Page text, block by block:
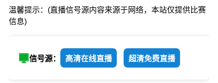
0:0
温馨提示：(直播信号源内容来源于网络，本站仅提供比赛
信息)
信号源： 高清在线直播 超清免费直播